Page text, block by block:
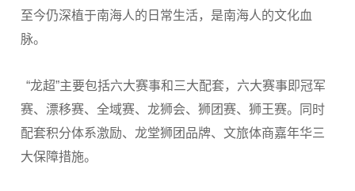
至今仍深植于南海人的日常生活，是南海人的文化血
脉。
“龙超”主要包括六大赛事和三大配套，六大赛事即冠军
赛、漂移赛、全域赛、龙狮会、狮团赛、狮王赛。同时
配套积分体系激励、龙堂狮团品牌、文旅体商嘉年华三
大保障措施。